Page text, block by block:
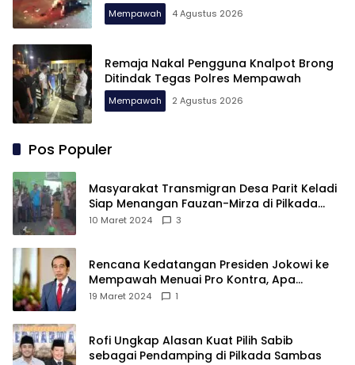
Mempawah 4 Agustus 2026
Remaja Nakal Pengguna Knalpot Brong
Ditindak Tegas Polres Mempawah
Mempawah 2 Agustus 2026
Pos Populer
Masyarakat Transmigran Desa Parit Keladi
Siap Menangan Fauzan-Mirza di Pilkada
Kubu Raya
10 Maret 2024 3
Rencana Kedatangan Presiden Jokowi ke
Mempawah Menuai Pro Kontra, Apa
Sebabnya?
19 Maret 2024 1
Rofi Ungkap Alasan Kuat Pilih Sabib
sebagai Pendamping di Pilkada Sambas